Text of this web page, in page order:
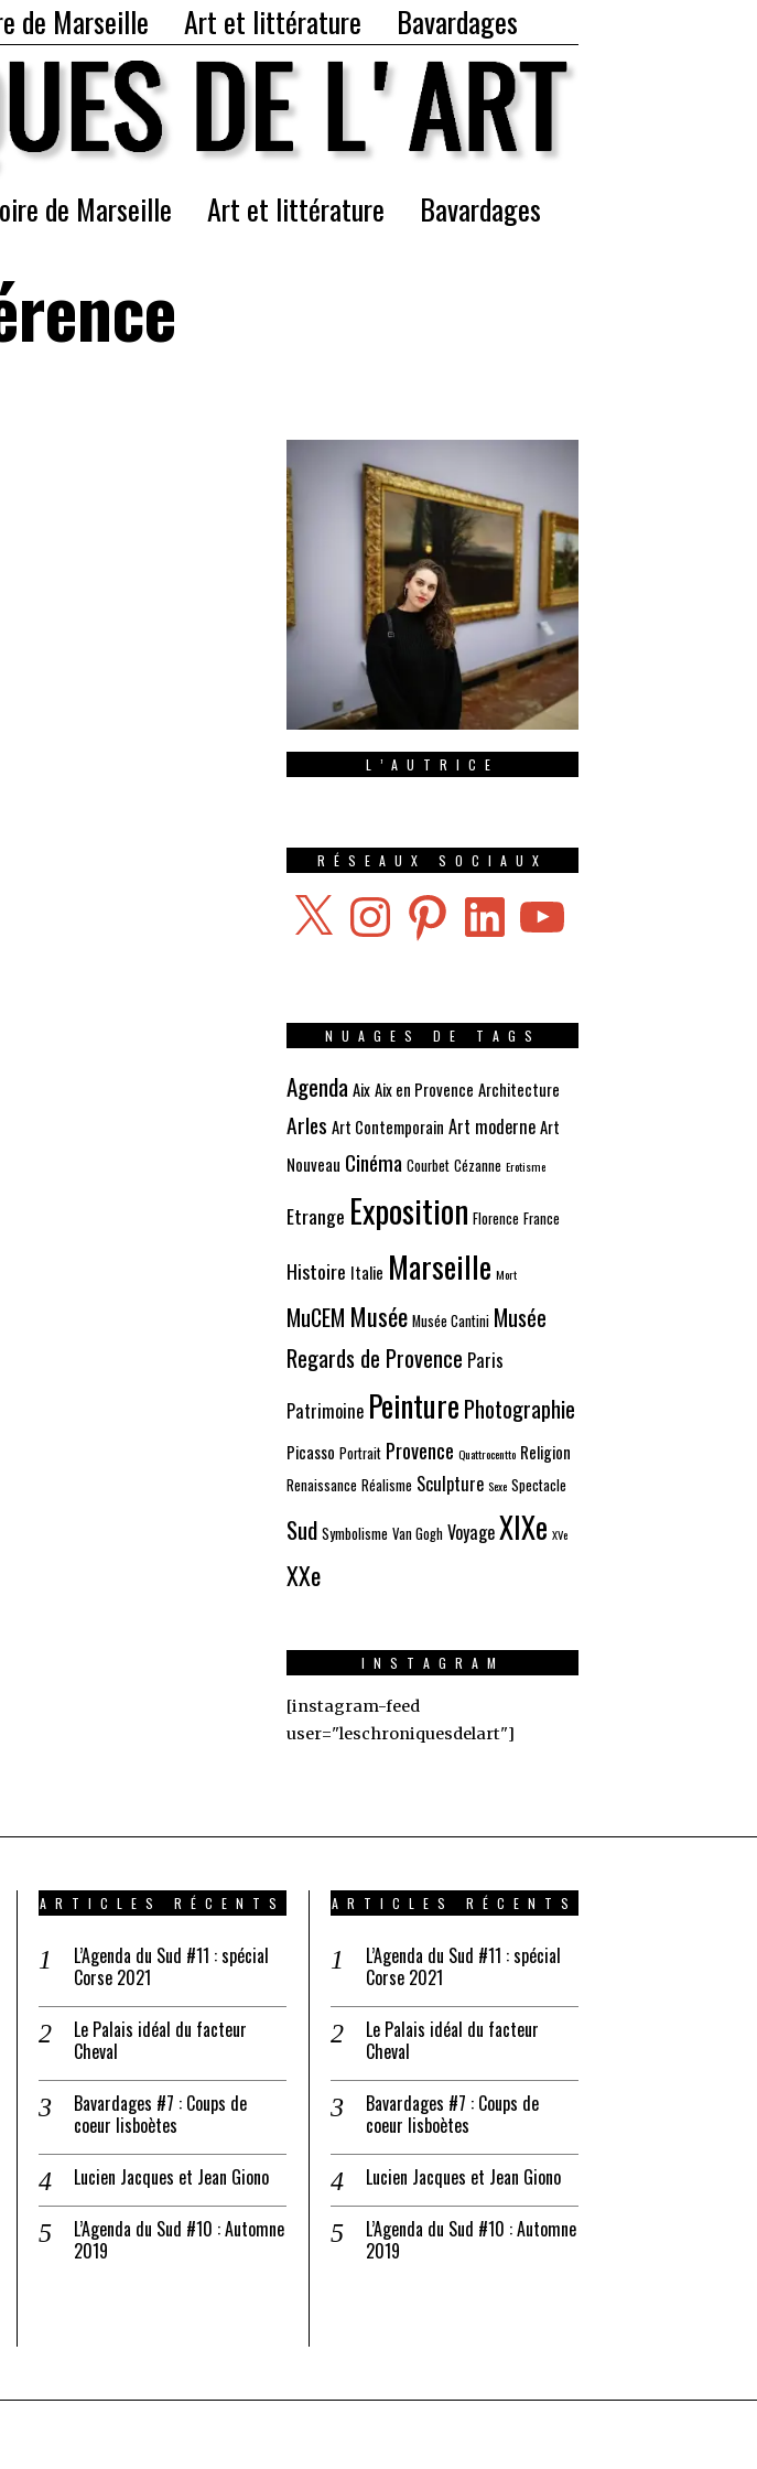
de Marseille Art et littérature Bavardages
de Marseille Art et littérature Bavardages
L’AUTRICE
RÉSEAUX SOCIAUX
X InstagramPinterestLinkedInYouTube
NUAGES DE TAGS
Agenda AixAix en Provence Architecture
Arles Art Contemporain Art moderneArt
Nouveau Cinéma Courbet Cézanne Erotisme
Etrange Exposition Florence France
Histoire Italie Marseille Mort
MuCEM Musée Musée Cantini Musée
Regards de Provence Paris
Patrimoine Peinture Photographie
Picasso Portrait Provence Quattrocentto Religion
Renaissance Réalisme Sculpture Sexe Spectacle
Sud Symbolisme Van Gogh VoyageXIXe XVe
XXe
INSTAGRAM
[instagram-feed
user="leschroniquesdelart"]
ARTICLES RÉCENTS
L’Agenda du Sud #11 : spécial
Corse 2021
Le Palais idéal du facteur
Cheval
Bavardages #7 : Coups de
coeur lisboètes
Lucien Jacques et Jean Giono
L’Agenda du Sud #10 : Automne
2019
ARTICLES RÉCENTS
L’Agenda du Sud #11 : spécial
Corse 2021
Le Palais idéal du facteur
Cheval
Bavardages #7 : Coups de
coeur lisboètes
Lucien Jacques et Jean Giono
L’Agenda du Sud #10 : Automne
2019